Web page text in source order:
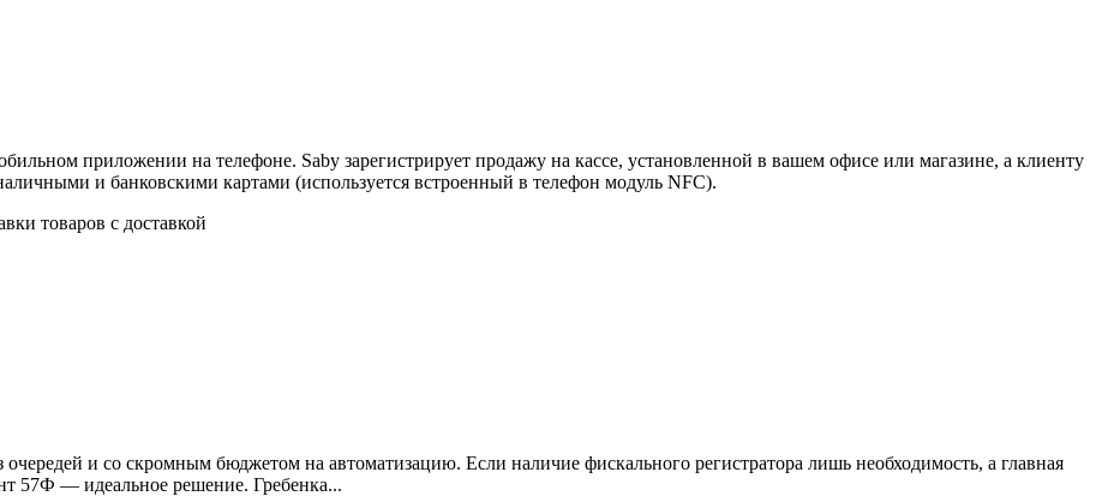
приложении на телефоне. Saby зарегистрирует продажу на кассе, установленной в вашем офисе или магазине, а клиенту
и банковскими картами (используется встроенный в телефон модуль NFC).
товаров с доставкой
и со скромным бюджетом на автоматизацию. Если наличие фискального регистратора лишь необходимость, а главная
57Ф — идеальное решение. Гребенка...